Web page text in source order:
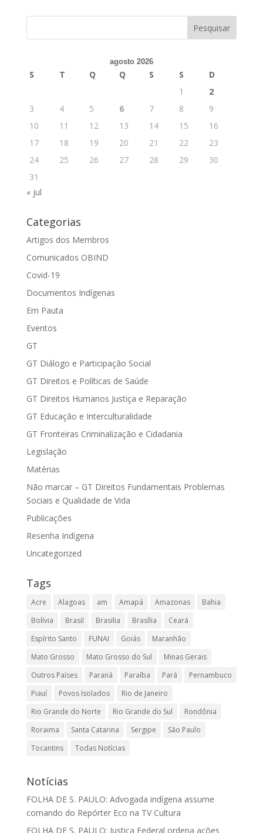
agosto 2026
S T Q Q S S
D
1
2
3
4 5 6 7 8
9
10
11 12 13 14 15
16
17
18 19 20 21 22
23
24
25 26 27 28 29
30
31
« jul
Categorias
Artigos dos Membros
Comunicados OBIND
Covid-19
Documentos Indígenas
Em Pauta
Eventos
GT
GT Diálogo e Participação Social
GT Direitos e Políticas de Saúde
GT Direitos Humanos Justiça e Reparação
GT Educação e Interculturalidade
GT Fronteiras Criminalização e Cidadania
Legislação
Matérias
Não marcar – GT Direitos Fundamentais Problemas
Sociais e Qualidade de Vida
Publicações
Resenha Indígena
Uncategorized
Tags
Acre Alagoas am Amapá Amazonas
Bahia
Bolívia
Brasil Brasilia Brasília
Ceará
Espírito Santo
FUNAI Goiás
Maranhão
Mato Grosso
Mato Grosso do Sul
Minas Gerais
Outros Países
Paraná Paraíba Pará
Pernambuco
Piauí
Povos Isolados
Rio de Janeiro
Rio Grande do Norte
Rio Grande do Sul
Rondônia
Roraima
Santa Catarina Sergipe
São Paulo
Tocantins
Todas Notícias
Notícias
FOLHA DE S. PAULO: Advogada indígena assume
comando do Repórter Eco na TV Cultura
FOLHA DE S. PAULO: Justiça Federal ordena ações